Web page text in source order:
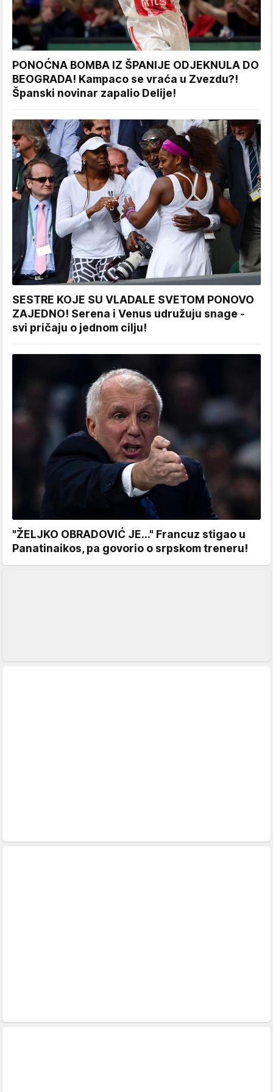
PONOĆNA BOMBA IZ ŠPANIJE ODJEKNULA DO
BEOGRADA! Kampaco se vraća u Zvezdu?!
Španski novinar zapalio Delije!
SESTRE KOJE SU VLADALE SVETOM PONOVO
ZAJEDNO! Serena i Venus udružuju snage -
svi pričaju o jednom cilju!
"ŽELJKO OBRADOVIĆ JE..." Francuz stigao u
Panatinaikos, pa govorio o srpskom treneru!